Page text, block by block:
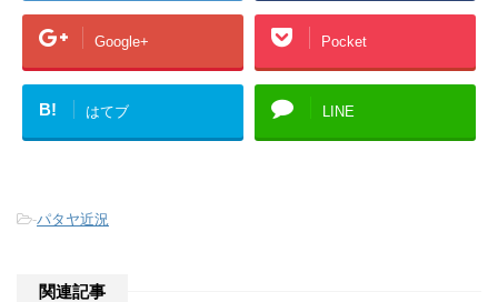
Google+ Pocket
B! はてブ LINE
-パタヤ近況
関連記事